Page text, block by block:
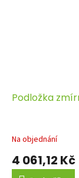
Podložka
Na objednání
4 061,12 Kč